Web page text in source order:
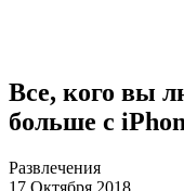
Все, кого вы
больше с
Развлечения